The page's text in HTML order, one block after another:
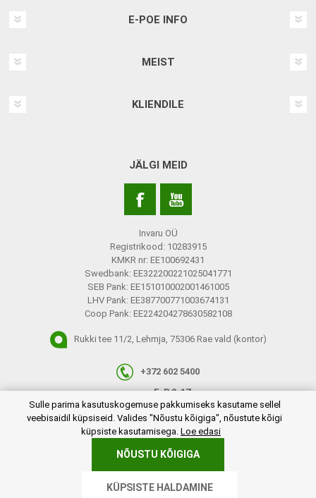
E-POE INFO
MEIST
KLIENDILE
JÄLGI MEID
Invaru OÜ
Registrikood: 10283915
KMKR nr: EE100692431
Swedbank: EE322200221025041771
SEB Pank: EE151010002001461005
LHV Pank: EE387700771003674131
Coop Pank: EE224204278630582108
Rukki tee 11/2, Lehmja, 75306 Rae vald (kontor)
+372 602 5400
E-R 9-17
info@invaru.ee
Powered bynopCommerce
Sulle parima kasutuskogemuse pakkumiseks kasutame sellel
veebisaidil küpsiseid. Valides "Nõustu kõigiga", nõustute kõigi
küpsiste kasutamisega. Loe edasi
NÕUSTU KÕIGIGA
KÜPSISTE HALDAMINE